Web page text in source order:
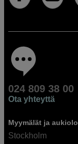
024 809 38 00
Ota yhteyttä
Myymälät ja
Stockholm